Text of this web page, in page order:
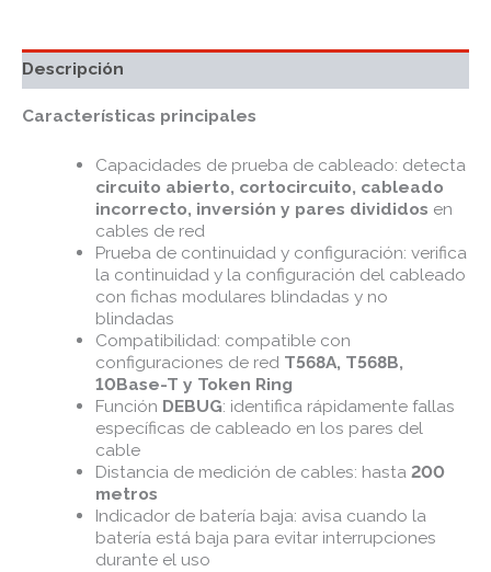
Descripción
Características principales
Capacidades de prueba de cableado: detecta
circuito abierto, cortocircuito, cableado
incorrecto, inversión y pares divididos en
cables de red
Prueba de continuidad y configuración: verifica
la continuidad y la configuración del cableado
con fichas modulares blindadas y no
blindadas
Compatibilidad: compatible con
configuraciones de red T568A, T568B,
10Base-T y Token Ring
Función DEBUG: identifica rápidamente fallas
específicas de cableado en los pares del
cable
Distancia de medición de cables: hasta 200
metros
Indicador de batería baja: avisa cuando la
batería está baja para evitar interrupciones
durante el uso